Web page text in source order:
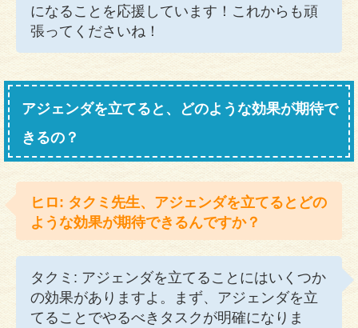
になることを応援しています！これからも頑
張ってくださいね！
アジェンダを立てると、どのような効果が期待で
きるの？
ヒロ: タクミ先生、アジェンダを立てるとどの
ような効果が期待できるんですか？
タクミ: アジェンダを立てることにはいくつか
の効果がありますよ。まず、アジェンダを立
てることでやるべきタスクが明確になりま